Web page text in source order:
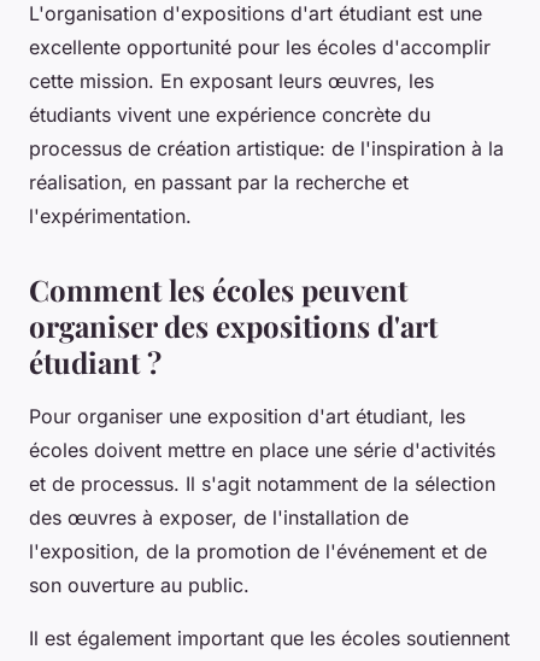
L'organisation d'expositions d'art étudiant est une
excellente opportunité pour les écoles d'accomplir
cette mission. En exposant leurs œuvres, les
étudiants vivent une expérience concrète du
processus de création artistique: de l'inspiration à la
réalisation, en passant par la recherche et
l'expérimentation.
Comment les écoles peuvent
organiser des expositions d'art
étudiant ?
Pour organiser une exposition d'art étudiant, les
écoles doivent mettre en place une série d'activités
et de processus. Il s'agit notamment de la sélection
des œuvres à exposer, de l'installation de
l'exposition, de la promotion de l'événement et de
son ouverture au public.
Il est également important que les écoles soutiennent